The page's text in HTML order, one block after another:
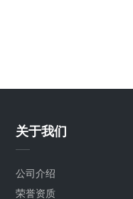
关于我们
公司介绍
荣誉资质